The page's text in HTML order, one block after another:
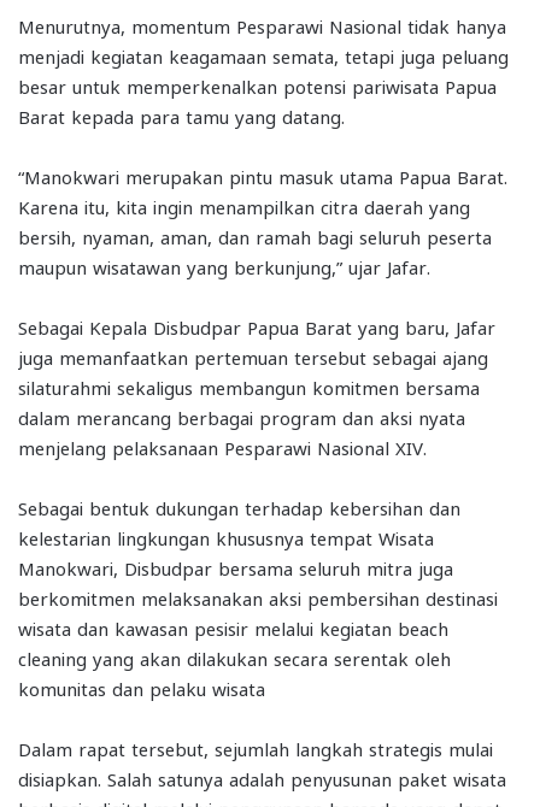
Menurutnya, momentum Pesparawi Nasional tidak hanya
menjadi kegiatan keagamaan semata, tetapi juga peluang
besar untuk memperkenalkan potensi pariwisata Papua
Barat kepada para tamu yang datang.
“Manokwari merupakan pintu masuk utama Papua Barat.
Karena itu, kita ingin menampilkan citra daerah yang
bersih, nyaman, aman, dan ramah bagi seluruh peserta
maupun wisatawan yang berkunjung,” ujar Jafar.
Sebagai Kepala Disbudpar Papua Barat yang baru, Jafar
juga memanfaatkan pertemuan tersebut sebagai ajang
silaturahmi sekaligus membangun komitmen bersama
dalam merancang berbagai program dan aksi nyata
menjelang pelaksanaan Pesparawi Nasional XIV.
Sebagai bentuk dukungan terhadap kebersihan dan
kelestarian lingkungan khususnya tempat Wisata
Manokwari, Disbudpar bersama seluruh mitra juga
berkomitmen melaksanakan aksi pembersihan destinasi
wisata dan kawasan pesisir melalui kegiatan beach
cleaning yang akan dilakukan secara serentak oleh
komunitas dan pelaku wisata
Dalam rapat tersebut, sejumlah langkah strategis mulai
disiapkan. Salah satunya adalah penyusunan paket wisata